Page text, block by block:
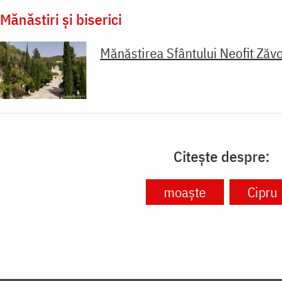
Mănăstiri și biserici
Mănăstirea Sfântului Neofit
Citește despre:
moaște Cipru